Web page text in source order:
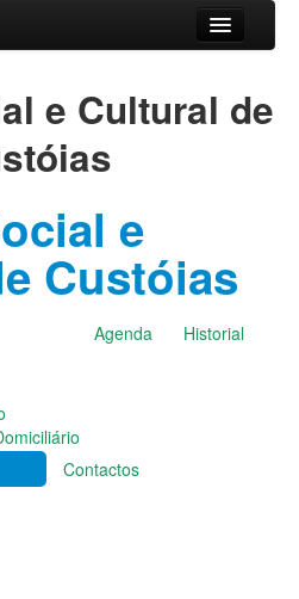
e Cultural de
Agenda Historial
Contactos